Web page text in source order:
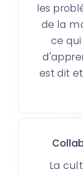
les
de la
ce
est dit
La